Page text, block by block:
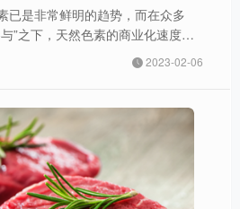
已是非常鲜明的趋势，而在众多
”之下，天然色素的商业化速度将
2023-02-06